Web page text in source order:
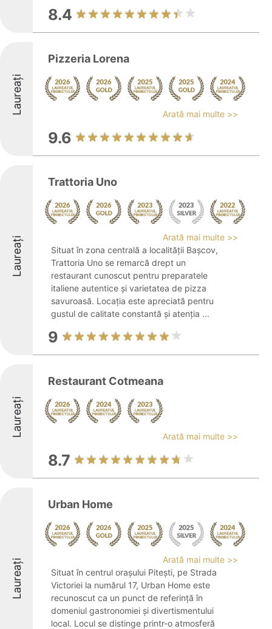
8.4
Laureați
Pizzeria Lorena
Arată mai multe >>
9.6
Laureați
Trattoria Uno
Arată mai multe >>
Situat în zona centrală a localității Başcov,
Trattoria Uno se remarcă drept un
restaurant cunoscut pentru preparatele
italiene autentice și varietatea de pizza
savuroasă. Locația este apreciată pentru
gustul de calitate constantă și atenția ...
9
Laureați
Restaurant Cotmeana
Arată mai multe >>
8.7
Laureați
Urban Home
Arată mai multe >>
Situat în centrul orașului Pitești, pe Strada
Victoriei la numărul 17, Urban Home este
recunoscut ca un punct de referință în
domeniul gastronomiei și divertismentului
local. Locul se distinge printr-o atmosferă